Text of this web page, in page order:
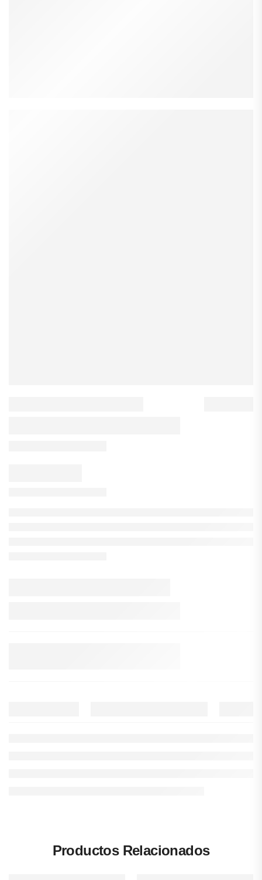
Productos Relacionados